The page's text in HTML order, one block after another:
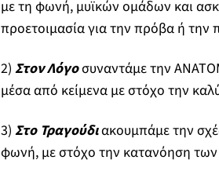
με τη φωνή, μυϊκών ομάδων και
προετοιμασία για την πρόβα ή την
2) Στον Λόγοσυναντάμε την
μέσα από κείμενα με στόχο την
3) Στο Τραγούδιακουμπάμε την
φωνή, με στόχο την κατανόηση